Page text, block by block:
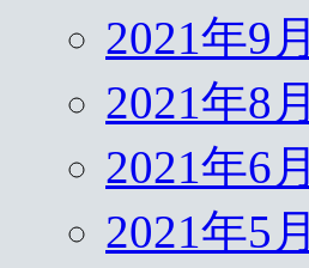
2021年9月
2021年8月
2021年6月
2021年5月